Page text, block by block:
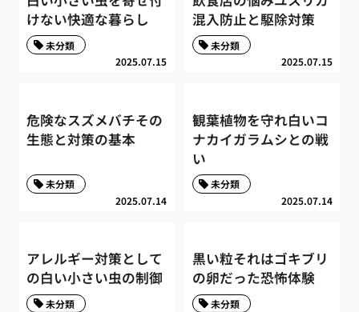
けない快適な暮らし
2025.07.15
未分類
混入防止と駆除対策
2025.07.15
未分類
危険なスズメバチその
生態と対策の基本
2025.07.14
未分類
観葉植物を守れ白いコ
ナカイガラムシとの戦
い
2025.07.14
未分類
アレルギー対策として
の白い小さい虫の制御
未分類
黒い粒それはゴキブリ
の卵だった恐怖体験
未分類